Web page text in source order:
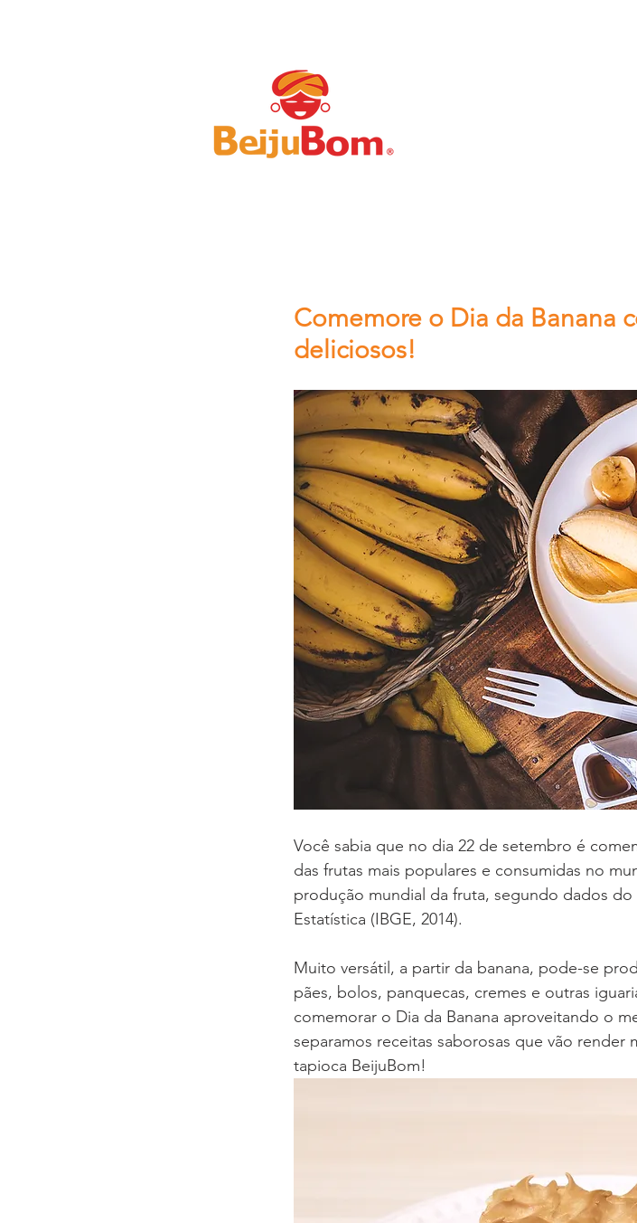
Comemore o Dia da Banana
deliciosos!
Você sabia que no dia 22 de setembro é
das frutas mais populares e consumidas no
produção mundial da fruta, segundo dados
Estatística (IBGE, 2014).
Muito versátil, a partir da banana, pode-se
pães, bolos, panquecas, cremes e outras
comemorar o Dia da Banana aproveitando o
separamos receitas saborosas que vão render
tapioca BeijuBom!